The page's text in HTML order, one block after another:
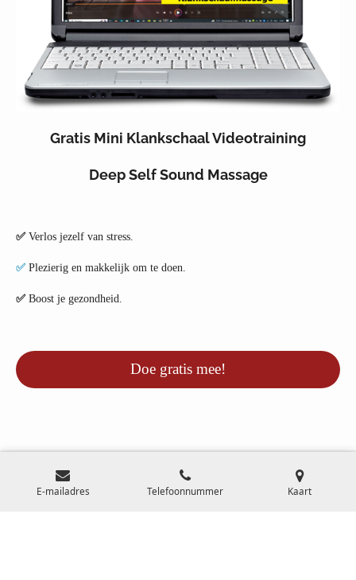
Gratis Mini Klankschaal Videotraining
Deep Self Sound Massage
✅ Verlos jezelf van stress.
✅ Plezierig en makkelijk om te doen.
✅ Boost je gezondheid.
Doe gratis mee!
a
o
E-mailadres Telefoonnummer Kaart